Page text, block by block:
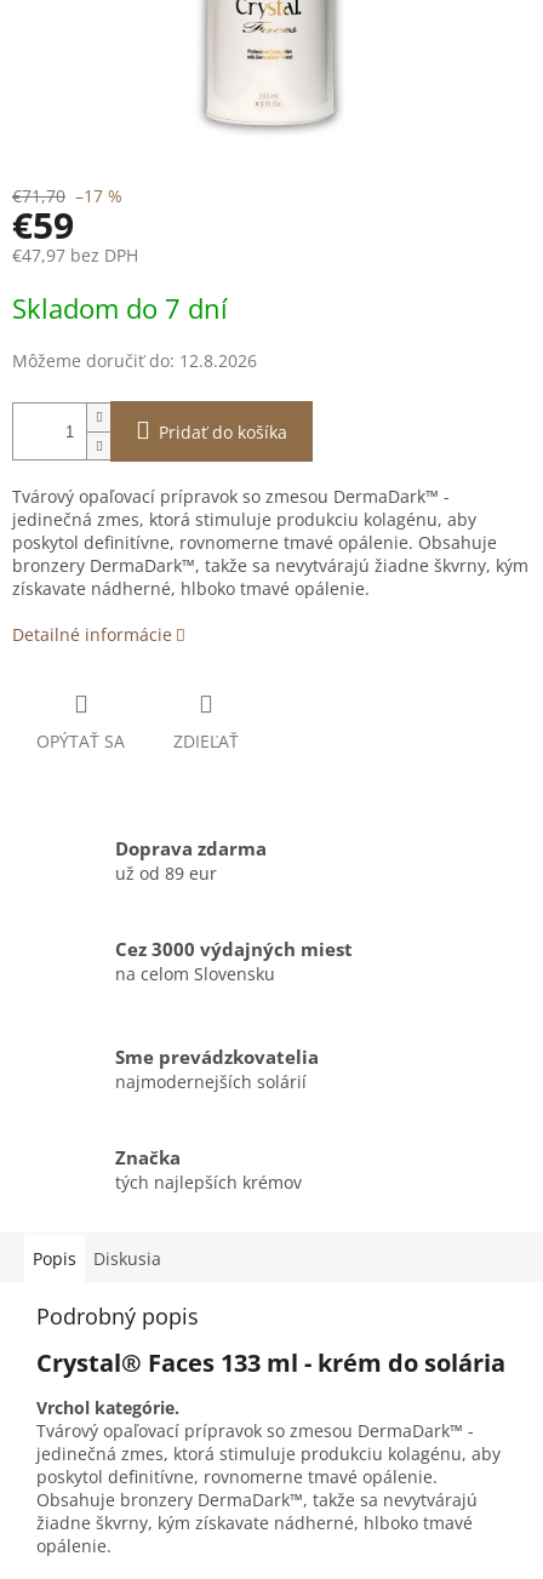
€71,70 –17 %
€59
€47,97 bez DPH
cena:
Skladom do 7 dní
Môžeme doručiť do: 12.8.2026
Pridať do košíka
Tvárový opaľovací prípravok so zmesou DermaDark™ -
jedinečná zmes, ktorá stimuluje produkciu kolagénu, aby
poskytol definitívne, rovnomerne tmavé opálenie. Obsahuje
bronzery DermaDark™, takže sa nevytvárajú žiadne škvrny, kým
získavate nádherné, hlboko tmavé opálenie.
Detailné informácie
OPÝTAŤ SA ZDIEĽAŤ
Doprava zdarma
už od 89 eur
Cez 3000 výdajných miest
na celom Slovensku
Sme prevádzkovatelia
najmodernejších solárií
Značka
tých najlepších krémov
Popis Diskusia
Podrobný popis
Crystal® Faces 133 ml - krém do solária
Vrchol kategórie.
Tvárový opaľovací prípravok so zmesou DermaDark™ -
jedinečná zmes, ktorá stimuluje produkciu kolagénu, aby
poskytol definitívne, rovnomerne tmavé opálenie.
Obsahuje bronzery DermaDark™, takže sa nevytvárajú
žiadne škvrny, kým získavate nádherné, hlboko tmavé
opálenie.